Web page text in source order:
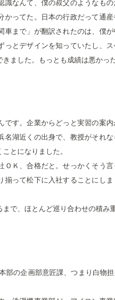
識なんて、僕の叔父のようなも
かってた。日本の行政だって通
車まで」が翻訳されたのは、僕
とデザインを知っていたし、ス
ました。もっとも成績は悪かっ
です。企業からどっと実習の案
名湖近くの出身で、教授がそれ
とになりました。
ＯＫ、合格だと。せっかくそう
揃って松下に入社することにし
で、ほとんど巡り合わせの積み
部の企画部意匠課、つまり白物